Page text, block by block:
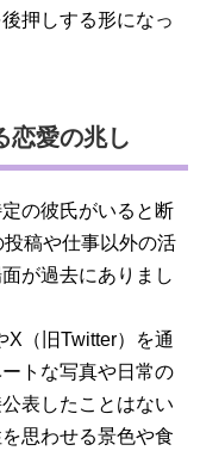
押しする形になっ
恋愛の兆し
の彼氏がいると断
稿や仕事以外の活
が過去にありまし
X（旧Twitter）を通
トな写真や日常の
表したことはない
思わせる景色や食